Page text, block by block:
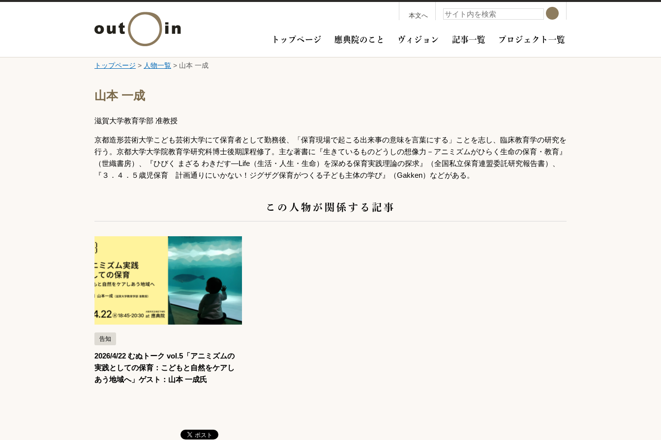
本文へ 検索
検索
トップページ 應典院のこと ヴィジョン 記事一覧 プロジェクト一覧
トップページ > 人物一覧 > 山本 一成
山本 一成
滋賀大学教育学部 准教授
京都造形芸術大学こども芸術大学にて保育者として勤務後、「保育現場で起こる出来事の意味を言葉にする」ことを志し、臨床教育学の研究を
行う。京都大学大学院教育学研究科博士後期課程修了。主な著書に『生きているものどうしの想像力－アニミズムがひらく生命の保育・教育』
（世織書房）、『ひびく まざる わきだす―Life（生活・人生・生命）を深める保育実践理論の探求』（全国私立保育連盟委託研究報告書）、
『３．４．５歳児保育 計画通りにいかない！ジグザグ保育がつくる子ども主体の学び』（Gakken）などがある。
この人物が関係する記事
告知
2026/4/22 むぬトーク vol.5「アニミズムの
実践としての保育：こどもと自然をケアし
あう地域へ」ゲスト：山本 一成氏
記事を読む